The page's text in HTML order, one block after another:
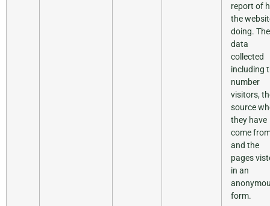
report of
the
doing. The
data
collected
including
number
visitors,
source
they have
come
and the
pages
in an
form.